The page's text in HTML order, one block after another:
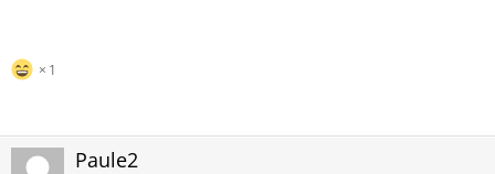
leiten, wäre meine Idee.. Aber wenn der Schlauch bei -30
Grad abfällt, dann wars das.
entschlossen.
1
Paule2